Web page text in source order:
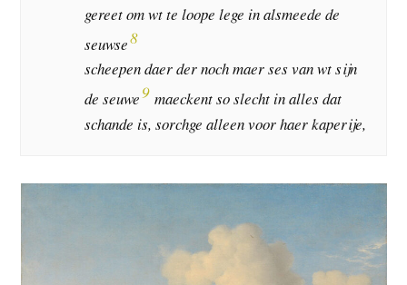
gereet om wt te loope lege in alsmeede de
seuwse8
scheepen daer der noch maer ses van wt sijn
de seuwe9 maeckent so slecht in alles dat
schande is, sorchge alleen voor haer kaperije,